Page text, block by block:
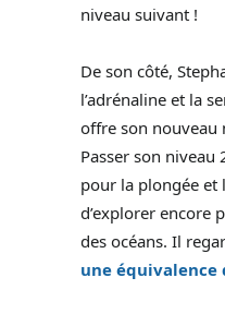
niveau suivant !
De son côté,
l’adrénaline et la
offre son nouveau
Passer son niveau
pour la plongée et
d’explorer encore
des océans. Il
une équivalence